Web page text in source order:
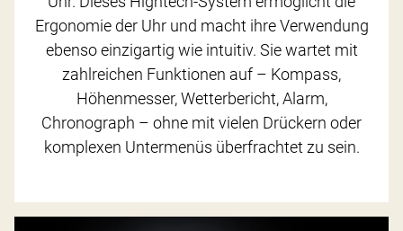
Ergonomie der Uhr und macht ihre Verwendung
ebenso einzigartig wie intuitiv. Sie wartet mit
zahlreichen Funktionen auf – Kompass,
Höhenmesser, Wetterbericht, Alarm,
Chronograph – ohne mit vielen Drückern oder
komplexen Untermenüs überfrachtet zu sein.